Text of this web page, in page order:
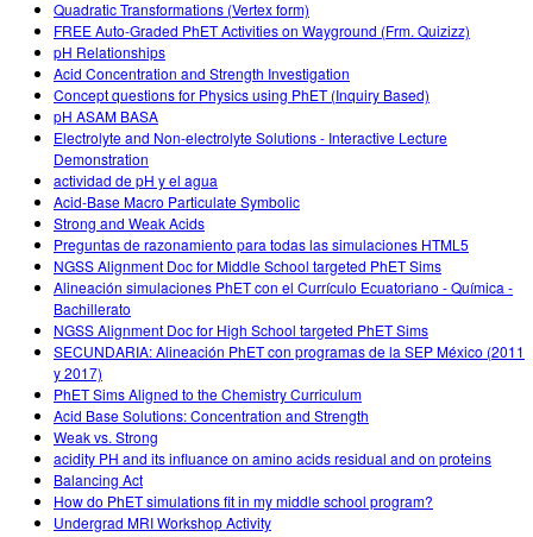
Quadratic Transformations (Vertex form)
FREE Auto-Graded PhET Activities on Wayground (Frm. Quizizz)
pH Relationships
Acid Concentration and Strength Investigation
Concept questions for Physics using PhET (Inquiry Based)
pH ASAM BASA
Electrolyte and Non-electrolyte Solutions - Interactive Lecture
Demonstration
actividad de pH y el agua
Acid-Base Macro Particulate Symbolic
Strong and Weak Acids
Preguntas de razonamiento para todas las simulaciones HTML5
NGSS Alignment Doc for Middle School targeted PhET Sims
Alineación simulaciones PhET con el Currículo Ecuatoriano - Química -
Bachillerato
NGSS Alignment Doc for High School targeted PhET Sims
SECUNDARIA: Alineación PhET con programas de la SEP México (2011
y 2017)
PhET Sims Aligned to the Chemistry Curriculum
Acid Base Solutions: Concentration and Strength
Weak vs. Strong
acidity PH and its influance on amino acids residual and on proteins
Balancing Act
How do PhET simulations fit in my middle school program?
Undergrad MRI Workshop Activity